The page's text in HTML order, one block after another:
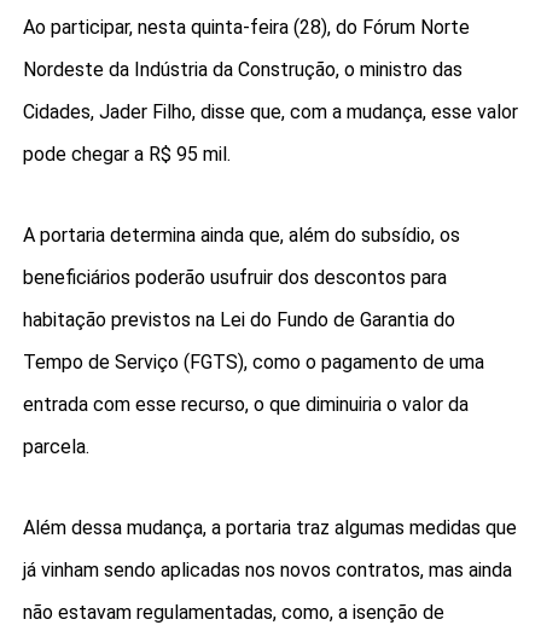
Ao participar, nesta quinta-feira (28), do Fórum Norte
Nordeste da Indústria da Construção, o ministro das
Cidades, Jader Filho, disse que, com a mudança, esse valor
pode chegar a R$ 95 mil.
A portaria determina ainda que, além do subsídio, os
beneficiários poderão usufruir dos descontos para
habitação previstos na Lei do Fundo de Garantia do
Tempo de Serviço (FGTS), como o pagamento de uma
entrada com esse recurso, o que diminuiria o valor da
parcela.
Além dessa mudança, a portaria traz algumas medidas que
já vinham sendo aplicadas nos novos contratos, mas ainda
não estavam regulamentadas, como, a isenção de